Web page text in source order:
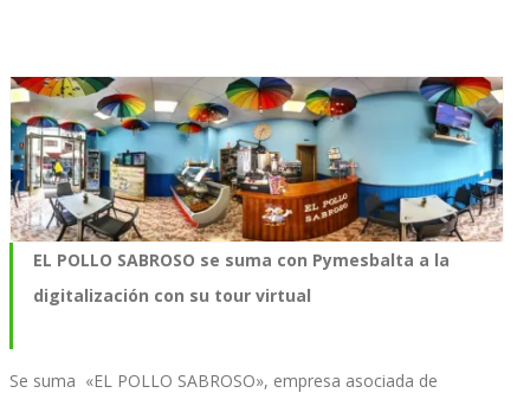
EL POLLO SABROSO se suma con Pymesbalta a la
digitalización con su tour virtual
Se suma «EL POLLO SABROSO», empresa asociada de